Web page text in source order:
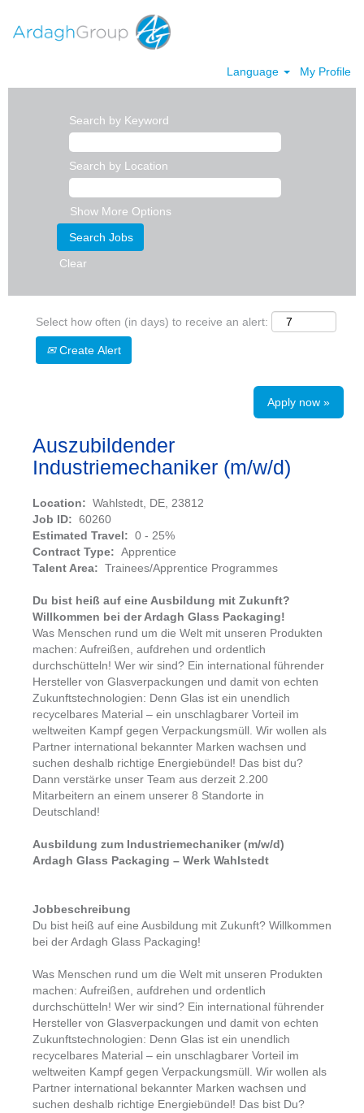
Language My Profile
Search by Keyword
Search by Location
Show More Options
Clear
Select how often (in days) to receive an alert:
Create Alert
Apply now »
Auszubildender
Industriemechaniker (m/w/d)
Location: Wahlstedt, DE, 23812
Job ID: 60260
Estimated Travel: 0 - 25%
Contract Type: Apprentice
Talent Area: Trainees/Apprentice Programmes
Du bist heiß auf eine Ausbildung mit Zukunft?
Willkommen bei der Ardagh Glass Packaging!
Was Menschen rund um die Welt mit unseren Produkten
machen: Aufreißen, aufdrehen und ordentlich
durchschütteln! Wer wir sind? Ein international führender
Hersteller von Glasverpackungen und damit von echten
Zukunftstechnologien: Denn Glas ist ein unendlich
recycelbares Material – ein unschlagbarer Vorteil im
weltweiten Kampf gegen Verpackungsmüll. Wir wollen als
Partner international bekannter Marken wachsen und
suchen deshalb richtige Energiebündel! Das bist du?
Dann verstärke unser Team aus derzeit 2.200
Mitarbeitern an einem unserer 8 Standorte in
Deutschland!
Ausbildung zum Industriemechaniker (m/w/d)
Ardagh Glass Packaging – Werk Wahlstedt
Jobbeschreibung
Du bist heiß auf eine Ausbildung mit Zukunft? Willkommen
bei der Ardagh Glass Packaging!
Was Menschen rund um die Welt mit unseren Produkten
machen: Aufreißen, aufdrehen und ordentlich
durchschütteln! Wer wir sind? Ein international führender
Hersteller von Glasverpackungen und damit von echten
Zukunftstechnologien: Denn Glas ist ein unendlich
recycelbares Material – ein unschlagbarer Vorteil im
weltweiten Kampf gegen Verpackungsmüll. Wir wollen als
Partner international bekannter Marken wachsen und
suchen deshalb richtige Energiebündel! Das bist Du?